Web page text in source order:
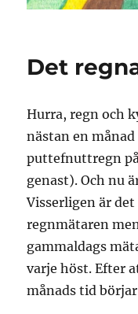
Det
Hurra, regn och
nästan en
puttefnuttregn
genast). Och nu
Visserligen är
regnmätaren
gammaldags
varje höst. Efter
månads tid